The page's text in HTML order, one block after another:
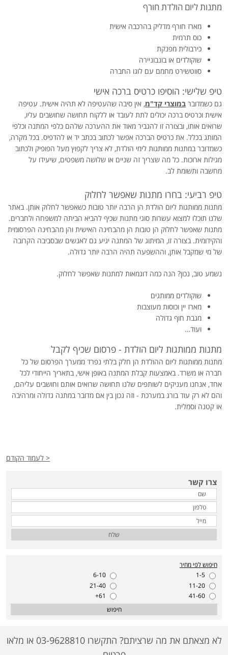
מתנות ליום הולדת חורף
מארז חורף מדליק בהרכבה אישית
כוס תרמית
כירבולית מפנקת
שוקולדים או בונבוניירה
סווטשירט מחמם עם לוגו החברה
טיפ שלישי: הוסיפו כרטיס ברכה אישי
גם כשמדובר במוצרי קד"מ, אין סיבה שהעטיפה לא תהיה אישית. עטיפה
אישית וכרטיס ברכה יכולים לתת לעובד או ללקוח תחושה שחושבים עליו,
שרואים אותו, ובצורה זו להגביר מאוד את ההערכה שלהם כלפי המתנה וכלפי
המותג בכלל. את כרטיס הברכה אפשר לכתוב בכתב יד או להדפיס. בכל מקרה,
כשמדובר במתנות ממותגות לימי הולדת, לא צריך לקפוץ מעל הפופיק ולכתוב
מגילות ארוכות. כל מה שצריך זה שניים או שלושה משפטים, שיעידו על
מחשבה ותשומת לב.
טיפ רביעי: בחרו מתנות שאפשר לחלוק
מתנות ממותגות ליום הולדת הן הרבה יותר טובות כשאפשר לחלוק אותן. באתר
שלנו תוכלו למצוא עשרות סוגי מתנות שכיף להביא הביתה למשפחה ולחברים.
מתנות שאפשר לחלוק הן טובות הן מהבחינה האישית והן מהבחינה הפרסומית
והקידומית. בצורה זו, המיתוג של המתנה יגיע גם לאנשים שבסביבה הקרובה
של מי שמקבל אותן, וההשפעה תהיה הרבה יותר גדולה.
נשמע טוב, נכון? הנה כמה דוגמאות למתנות שאפשר לחלוק.
שוקולדים ממותגים
מארז יין וכוסות מעוצבות
מגבת חוף גדולה
ועוד…
מתנות ממותגות ליום הולדת - פרסום שכיף לקבל
מתנות ממותגות ליום ההולדת הן חלק בלתי נפרד ממערך הפרסום של כל
חברה או משרד. באמצעות קבלת המתנה באופן אישי, בתאריך הייחודי לכל
אחד, אנחנו מעניקים לשותפים שלנו תחושה שרואים אותם וחושבים עליהם,
והם לא רק עוד בורג במערכת - וזה נכון בין אם מדובר במתנה גדולה ומרהיבה
או קטנה וסמלית.
< לעמוד הקודם
צרו קשר
שלח
חיפוש לפי מחיר
1-5
6-10
11-20
21-40
41-60
61+
חיפוש
לא מצאתם את מה שרציתם? התקשרו 03-9628810 או מלאו